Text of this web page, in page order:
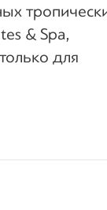
& Spa,
для